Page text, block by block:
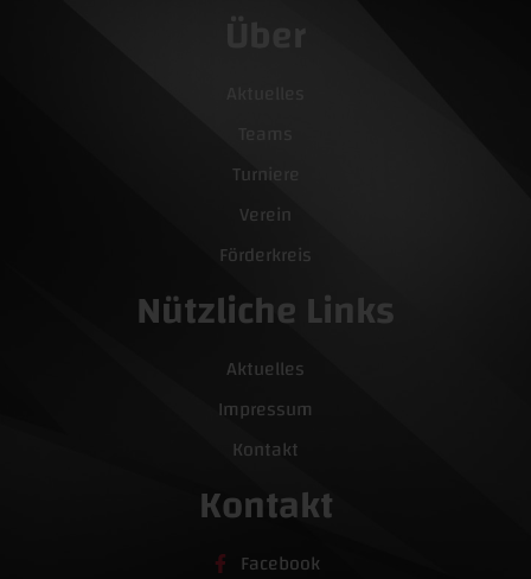
Über
Turniere
Verein
Förderkreis
Nützliche Links
Aktuelles
Impressum
Kontakt
Kontakt
Facebook